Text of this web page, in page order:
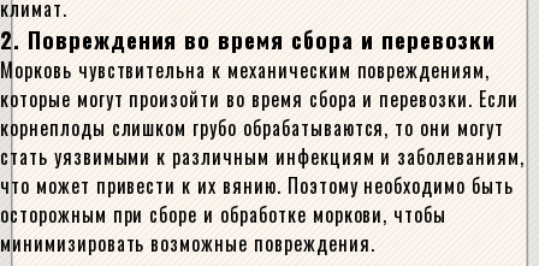
климат.
2. Повреждения во время сбора и перевозки
Морковь чувствительна к механическим повреждениям,
которые могут произойти во время сбора и перевозки. Если
корнеплоды слишком грубо обрабатываются, то они могут
стать уязвимыми к различным инфекциям и заболеваниям,
что может привести к их вянию. Поэтому необходимо быть
осторожным при сборе и обработке моркови, чтобы
минимизировать возможные повреждения.